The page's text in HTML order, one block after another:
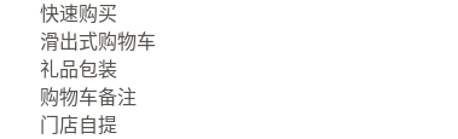
快速购买
滑出式购物车
礼品包装
购物车备注
门店自提